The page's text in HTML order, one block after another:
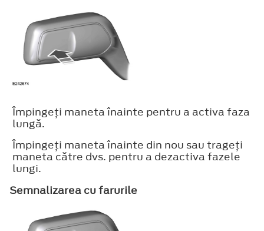
Împingeţi maneta înainte pentru a activa faza
lungă.
Împingeţi maneta înainte din nou sau trageţi
maneta către dvs. pentru a dezactiva fazele
lungi.
Semnalizarea cu farurile